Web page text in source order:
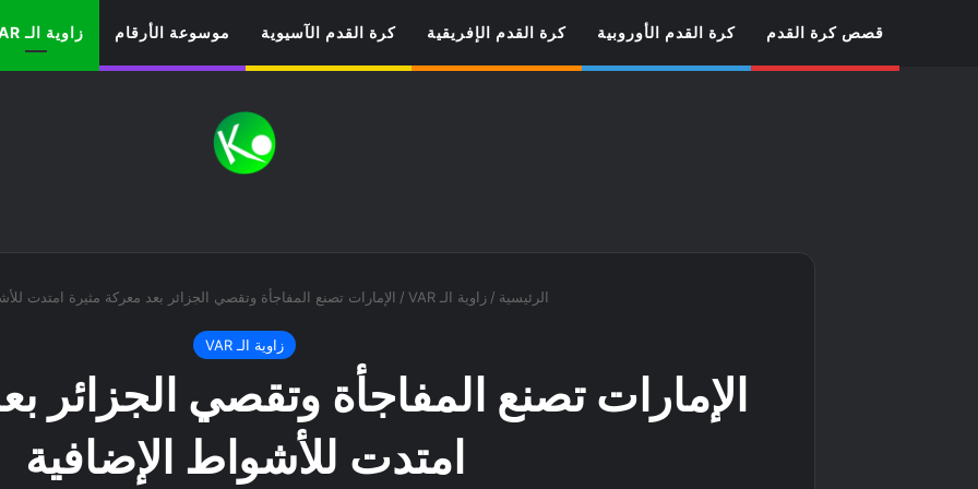
قصص كرة القدم كرة القدم الأوروبية كرة القدم الإفريقية كرة القدم الآسيوية موسوعة الأرقام زاوية الـ VAR
الرئيسية / زاوية الـ VAR / الإمارات تصنع المفاجأة وتقصي الجزائر بعد معركة مثيرة امتدت
زاوية الـ VAR
الإمارات تصنع المفاجأة وتقصي الجزائر
امتدت للأشواط الإضافية